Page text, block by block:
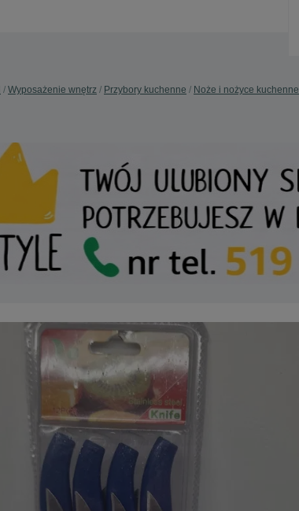
Wyposażenie wnętrz Przybory kuchenne Noże i nożyce kuchenne